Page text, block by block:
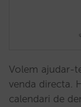
Volem ajudar-
venda directa.
calendari de